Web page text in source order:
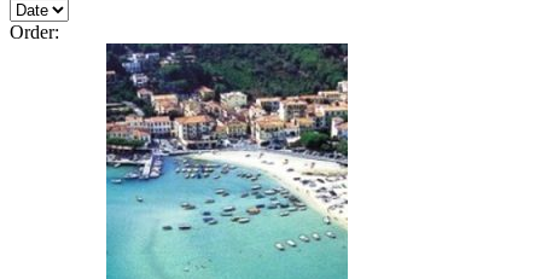
Order: